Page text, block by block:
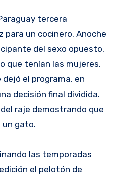
un cocinero. Anoche
del sexo opuesto,
que tenían las mujeres.
el programa, en
decisión final dividida.
raje demostrando que
gato.
las temporadas
el pelotón de